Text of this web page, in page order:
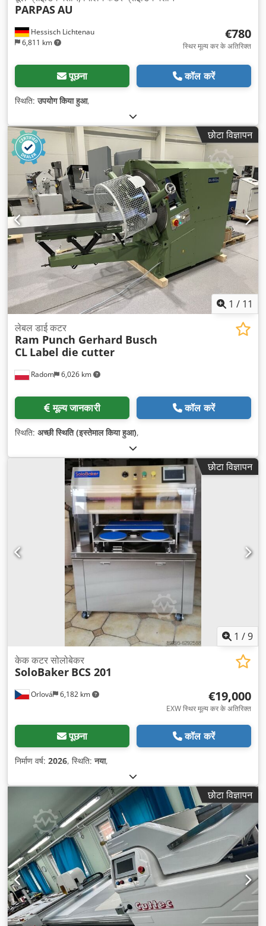
Hessisch Lichtenau
6,811 km
PARPASAU
€780
स्थिर मूल्य कर के अतिरिक्त
पूछना कॉल करें
स्थिति:उपयोग किया हुआ,
छोटा विज्ञापन
1 / 11
Radom 6,026 km
लेबल डाई कटर
Ram Punch Gerhard Busch
CL Label die cutter
मूल्य जानकारी कॉल करें
स्थिति: अच्छी स्थिति (इस्तेमाल किया हुआ),
छोटा विज्ञापन
1 /9
Orlová 6,182 km
केक कटर सोलोबेकर
SoloBaker BCS 201
€19,000
EXW स्थिर मूल्य कर के अतिरिक्त
पूछना कॉल करें
निर्माण वर्ष: 2026, स्थिति:नया,
छोटा विज्ञापन